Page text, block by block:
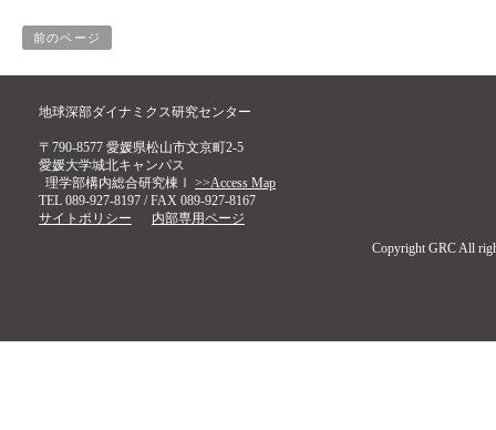
前のページ
地球深部ダイナミクス研究センター
〒790-8577 愛媛県松山市文京町2-5
愛媛大学城北キャンパス
理学部構内総合研究棟Ⅰ >>Access Map
TEL 089-927-8197 / FAX 089-927-8167
サイトポリシー
内部専用ページ
Copyright GRC All